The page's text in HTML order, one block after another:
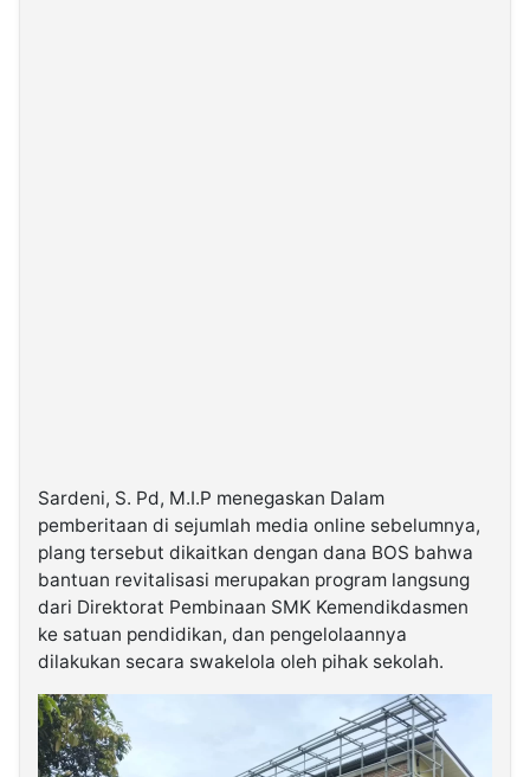
Sardeni, S. Pd, M.I.P menegaskan Dalam
pemberitaan di sejumlah media online sebelumnya,
plang tersebut dikaitkan dengan dana BOS bahwa
bantuan revitalisasi merupakan program langsung
dari Direktorat Pembinaan SMK Kemendikdasmen
ke satuan pendidikan, dan pengelolaannya
dilakukan secara swakelola oleh pihak sekolah.